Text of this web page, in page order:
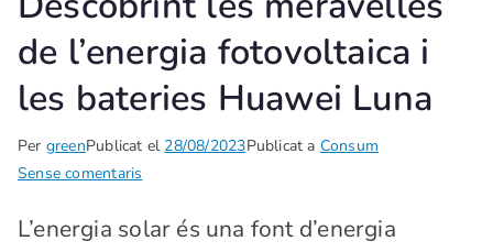
de l’energia fotovoltaica i
les bateries Huawei Luna
Per greenPublicat el 28/08/2023Publicat a Consum
Sense comentaris
L’energia solar és una font d’energia